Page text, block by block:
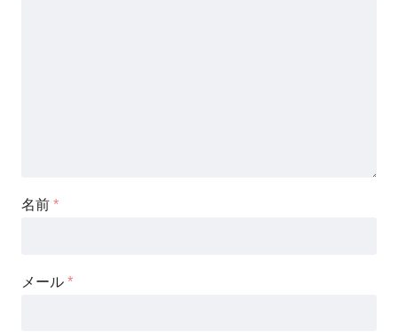
名前 *
メール *